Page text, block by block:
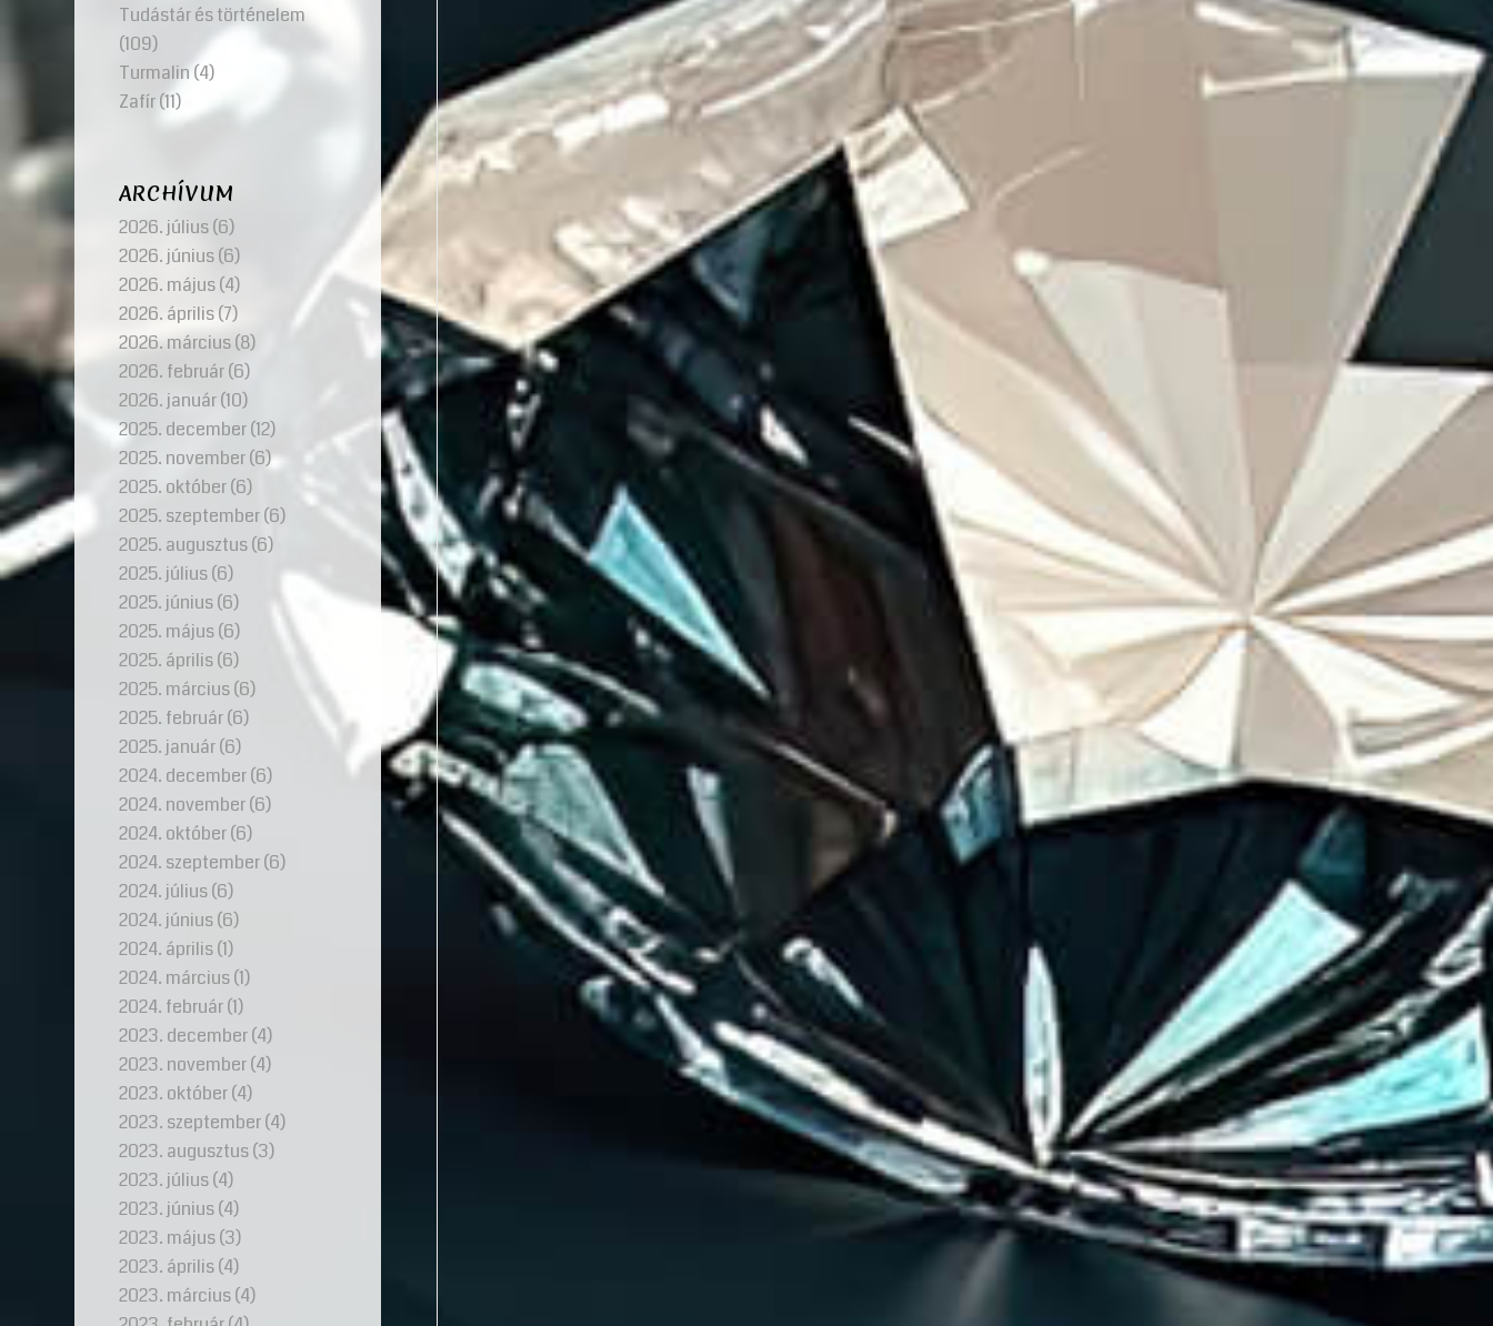
Tudástár és történelem
(109)
Turmalin (4)
Zafír(11)
ARCHÍVUM
2026. július(6)
2026. június(6)
2026. május(4)
2026. április(7)
2026. március(8)
2026. február(6)
2026. január(10)
2025. december(12)
2025. november(6)
2025. október(6)
2025. szeptember(6)
2025. augusztus(6)
2025. július(6)
2025. június(6)
2025. május(6)
2025. április(6)
2025. március(6)
2025. február(6)
2025. január(6)
2024. december(6)
2024. november(6)
2024. október(6)
2024. szeptember(6)
2024. július(6)
2024. június(6)
2024. április(1)
2024. március(1)
2024. február(1)
2023. december(4)
2023. november(4)
2023. október(4)
2023. szeptember(4)
2023. augusztus(3)
2023. július(4)
2023. június(4)
2023. május(3)
2023. április(4)
2023. március(4)